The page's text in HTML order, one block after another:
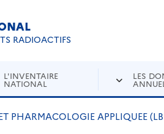
RADIOACTIFS
L'INVENTAIRE
NATIONAL
LES
PHARMACOLOGIE APPLIQUEE